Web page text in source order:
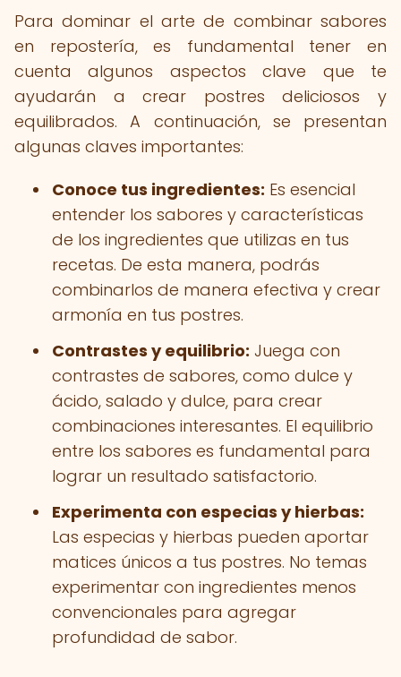
Para dominar el arte de combinar sabores
en repostería, es fundamental tener en
cuenta algunos aspectos clave que te
ayudarán a crear postres deliciosos y
equilibrados. A continuación, se presentan
algunas claves importantes:
Conoce tus ingredientes: Es esencial
entender los sabores y características
de los ingredientes que utilizas en tus
recetas. De esta manera, podrás
combinarlos de manera efectiva y crear
armonía en tus postres.
Contrastes y equilibrio: Juega con
contrastes de sabores, como dulce y
ácido, salado y dulce, para crear
combinaciones interesantes. El equilibrio
entre los sabores es fundamental para
lograr un resultado satisfactorio.
Experimenta con especias y hierbas:
Las especias y hierbas pueden aportar
matices únicos a tus postres. No temas
experimentar con ingredientes menos
convencionales para agregar
profundidad de sabor.